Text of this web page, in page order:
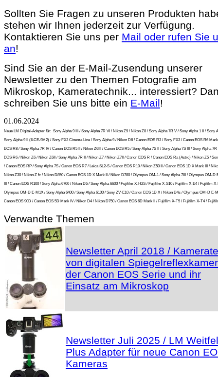
Sollten Sie Fragen zu unseren Produkten
stehen wir Ihnen jederzeit zur Verfügung.
Kontaktieren Sie uns per Mail oder rufen Sie
an!
Sind Sie an der E-Mail-Zusendung unserer
Newsletter zu den Themen Fotografie am
Mikroskop, Kameratechnik... interessiert?
schreiben Sie uns bitte ein E-Mail!
01.06.2024
Neue LM Digital-Adapter für: Sony Alpha 9 III / Sony Alpha 7R VI / Nikon Z9 / Nikon Z8 / Sony Alpha 7R V / Sony Alpha 1 II / Sony
Sony Alpha 9 II (ILCE-9M2) / Sony FX3 Cinema Line / Sony Alpha 9 / Nikon D6 / Canon EOS R3 / Sony FX3 / Canon EOS R6
EOS R8 / Sony Alpha 7R IV / Canon EOS R5 II / Nikon Z6III / Canon EOS R5 / Sony Alpha 7S II / Sony Alpha 7S III / Sony Alpha 7R
EOS R6 / Nikon Z6 / Nikon Z6II / Sony Alpha 7R II / Nikon Z7 / Nikon Z7II / Canon EOS R / Canon EOS Ra (Astro) / Nikon Z5 /
/ Canon EOS RP / Sony Alpha 7S / Canon EOS R7 / Leica SL2-S / Canon EOS R10 / Nikon Z50 II / Canon EOS 1D X Mark III /
Nikon Z30 / Nikon Z fc / Nikon D850 / Canon EOS 1D X Mark II / Nikon D780 / Olympus OM-1 / Sony Alpha 7III / Olympus OM-D
III / Canon EOS R100 / Sony Alpha 6700 / Nikon D5 / Sony Alpha 6600 / Fujifilm X-H2S / Fujifilm X-S10 / Fujifilm X-E4 / Fujifilm
Olympus OM-D E-M1X / Sony Alpha 6400 / Sony Alpha 6100 / Sony ZV-E10 / Canon EOS 1D X / Nikon D4s / Olympus OM-D E-
Canon EOS 90D / Canon EOS 5D Mark IV / Nikon D4 / Nikon D750 / Canon EOS 6D Mark II / Fujifilm X-T5 / Fujifilm X-T4 /
Verwandte Themen
Newsletter April 2018 /
von digitalen
der Canon EOS Serie und ihr
Einsatz am Mikroskop
Newsletter Juli 2025 / LM
Plus Adapter für neue Canon
Kameras